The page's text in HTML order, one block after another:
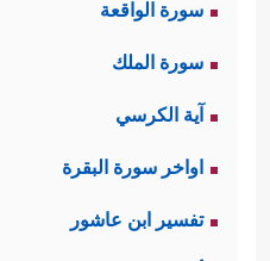
سورة الواقعة
سورة الملك
آية الكرسي
اواخر سورة البقرة
تفسير ابن عاشور